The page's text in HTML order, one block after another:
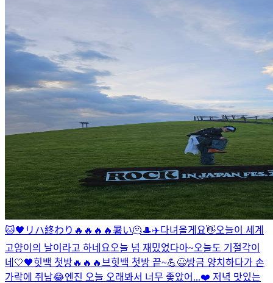
🐱🖤 リハ終わり🔥🔥🔥🔥暑い🫠🎩✈️다녀올게요👋오늘이 세계
고양이의 날이라고 하네요 오늘 넘 재밌었다아~오늘도 기절각이
네 🤍🖤힛백 첫방🔥🔥🔥 브힛백 첫방 끝~💪😆방금 양치하다가 손
가락에 쥐남😂엔진 오늘 오래봐서 너무 좋았어...❤️ 저녁 맛있는